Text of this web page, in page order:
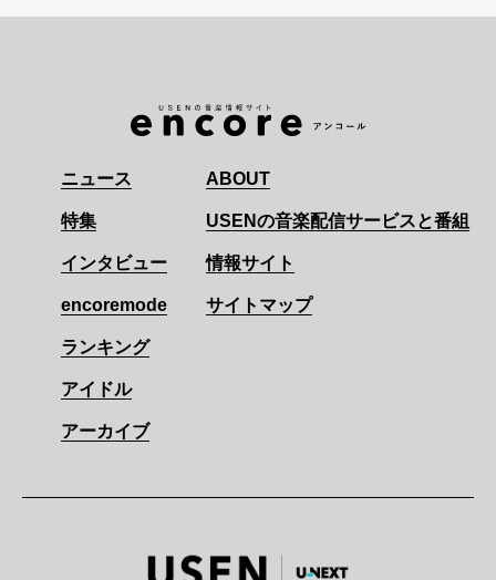
ニュース
特集
インタビュー
encoremode
ランキング
アイドル
アーカイブ
ABOUT
USENの音楽配信サービスと番組
情報サイト
サイトマップ